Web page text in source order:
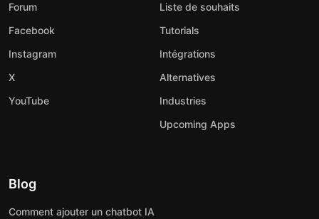
Forum
Facebook
Instagram
X
YouTube
Liste de souhaits
Tutorials
Intégrations
Alternatives
Industries
Upcoming Apps
Blog
Comment ajouter un chatbot IA